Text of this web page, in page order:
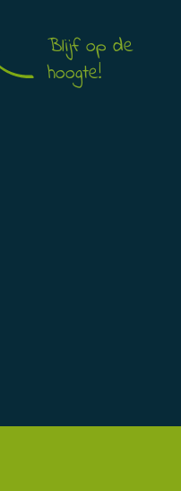
Blijf op de
hoogte!